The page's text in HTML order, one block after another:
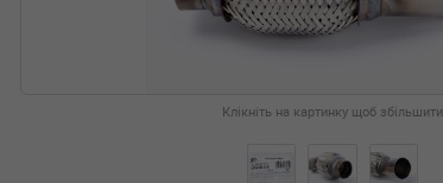
Клікніть на картинку щоб збільшити